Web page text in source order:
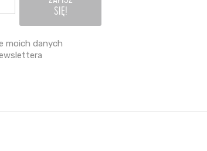
moich danych